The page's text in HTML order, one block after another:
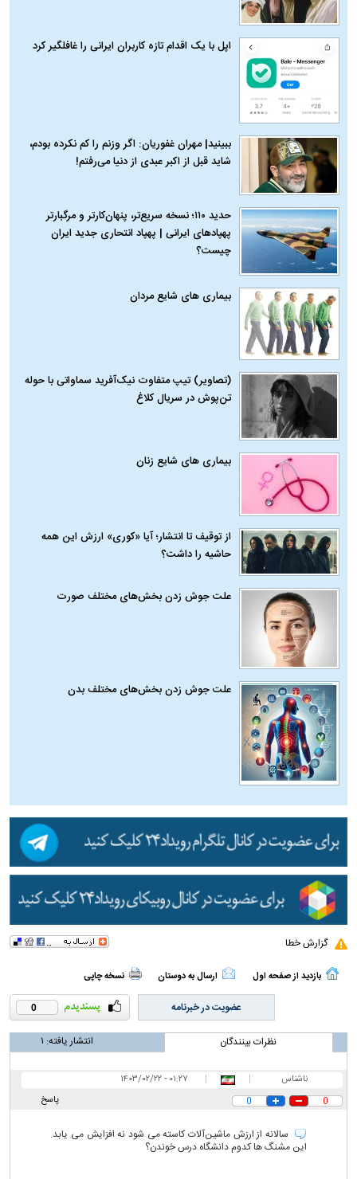
اپل با یک اقدام تازه کاربران ایرانی را غافلگیر کرد
ببینید| مهران غفوریان: اگر وزنم را کم نکرده بودم،
شاید قبل از اکبر عبدی از دنیا می‌رفتم!
حدید ۱۱۰؛ نسخه سریع‌تر، پنهان‌کارتر و مرگبارتر
پهپادهای ایرانی | پهپاد انتحاری جدید ایران
چیست؟
بیماری‌ های شایع مردان
(تصاویر) تیپ متفاوت نیک‌آفرید سماواتی با حوله
تن‌پوش در سریال کلاغ
بیماری‌ های شایع زنان
از توقیف تا انتشار؛ آیا «کوری» ارزش این همه
حاشیه را داشت؟
علت جوش زدن بخش‌های مختلف صورت
علت جوش زدن بخش‌های مختلف بدن
گزارش خطا
بازدید از صفحه اول ارسال به دوستان نسخه چاپی
0 عضویت در خبرنامه
نظرات بینندگان انتشار یافته: ۱
ناشناس |
|
۰۱:۲۷ - ۱۴۰۳/۰۲/۲۲
پاسخ
0
0
سالانه از ارزش ماشین‌آلات کاسته می شود نه افزایش می یابد.
این مشنگ ها کدوم دانشگاه درس خوندن؟